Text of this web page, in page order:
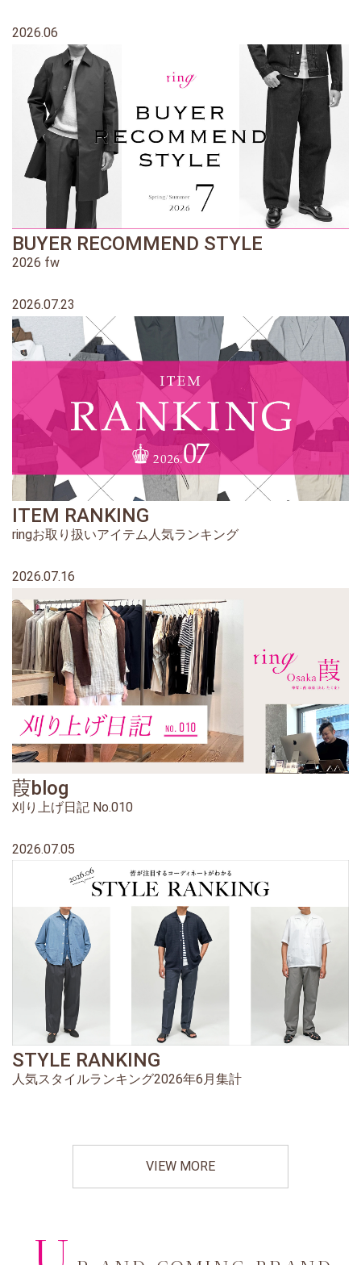
2026.06
BUYER RECOMMEND STYLE
2026 fw
2026.07.23
ITEM RANKING
ringお取り扱いアイテム人気ランキング
2026.07.16
葭blog
刈り上げ日記 No.010
2026.07.05
STYLE RANKING
人気スタイルランキング2026年6月集計
VIEW MORE